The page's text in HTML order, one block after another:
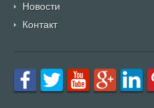
Новости
Контакт